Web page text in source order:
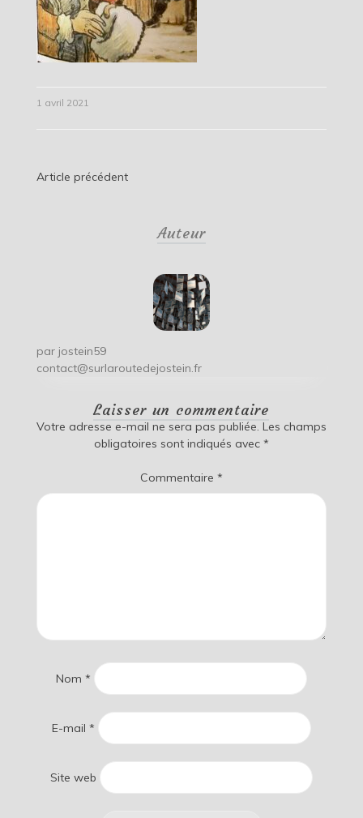
1 avril 2021
Navigation
Article précédent
Auteur
par jostein59
contact@surlaroutedejostein.fr
Laisser un commentaire
Votre adresse e-mail ne sera pas publiée. Les champs
obligatoires sont indiqués avec *
Commentaire *
Nom *
E-mail *
Site web